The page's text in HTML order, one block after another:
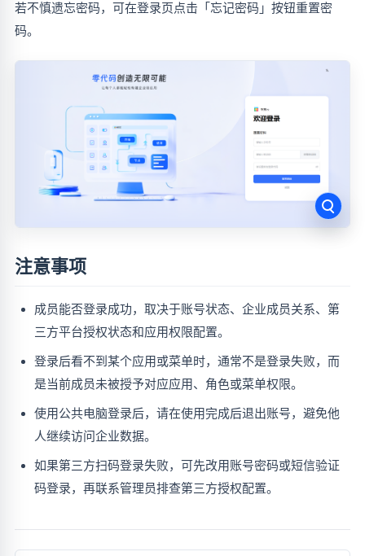
若不慎遗忘密码，可在登录页点击「忘记密码」按钮重置密
码。
注意事项
成员能否登录成功，取决于账号状态、企业成员关系、第
三方平台授权状态和应用权限配置。
登录后看不到某个应用或菜单时，通常不是登录失败，而
是当前成员未被授予对应应用、角色或菜单权限。
使用公共电脑登录后，请在使用完成后退出账号，避免他
人继续访问企业数据。
如果第三方扫码登录失败，可先改用账号密码或短信验证
码登录，再联系管理员排查第三方授权配置。